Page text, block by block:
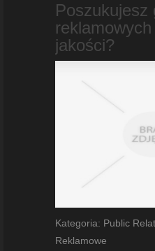
Poszukujesz
jakości?
Kategoria: Public
Reklamowe